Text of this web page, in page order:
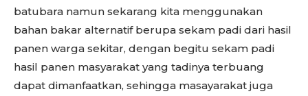
batubara namun sekarang kita menggunakan
bahan bakar alternatif berupa sekam padi dari hasil
panen warga sekitar, dengan begitu sekam padi
hasil panen masyarakat yang tadinya terbuang
dapat dimanfaatkan, sehingga masayarakat juga